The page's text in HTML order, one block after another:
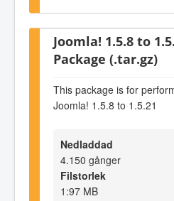
Joomla! 1.5.8 to
Package (.tar.gz)
This package is for
Joomla! 1.5.8 to 1.5.21
Nedladdad
4.150 gånger
Filstorlek
1:97 MB